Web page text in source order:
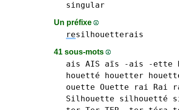
singular
Un préfixe
resilhouetterais
41 sous-mots
ais AIS aïs -ais -ette
houetté
houetter
ouette Ouette
rai Rai
Silhouette silhouetté